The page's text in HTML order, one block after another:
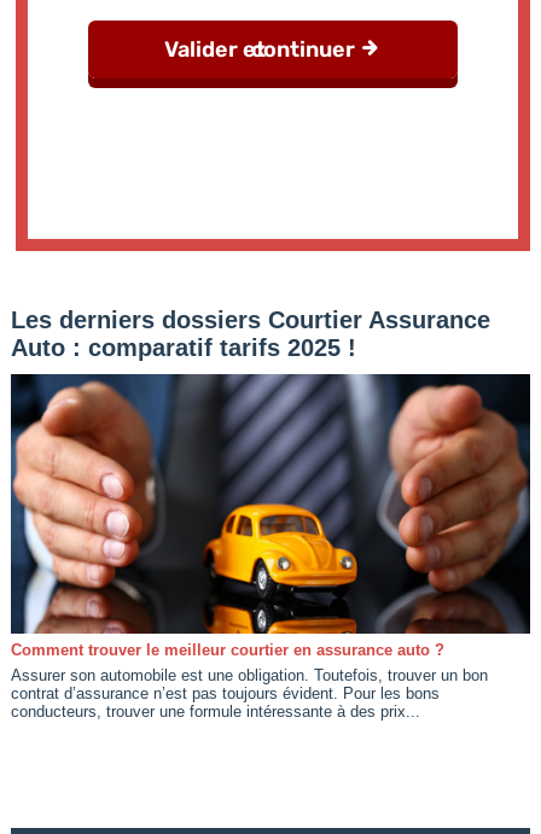
Les derniers dossiers Courtier Assurance
Auto : comparatif tarifs 2025 !
Comment trouver le meilleur courtier en assurance auto ?
Assurer son automobile est une obligation. Toutefois, trouver un bon
contrat d’assurance n’est pas toujours évident. Pour les bons
conducteurs, trouver une formule intéressante à des prix...